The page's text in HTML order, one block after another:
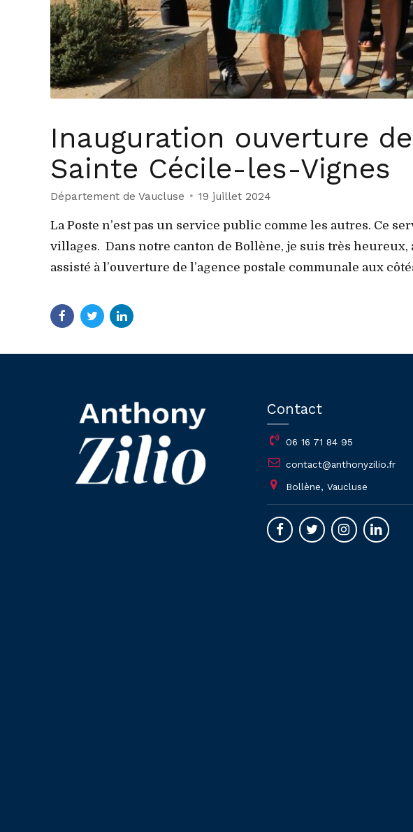
Inauguration ouverture
Sainte Cécile-les-Vignes
Département de Vaucluse 19 juillet 2024
La Poste n’est pas un service public comme les autres. Ce
villages. Dans notre canton de Bollène, je suis très
assisté à l’ouverture de l’agence postale communale aux
Contact
06 16 71 84 95
contact@anthonyzilio.fr
Bollène, Vaucluse